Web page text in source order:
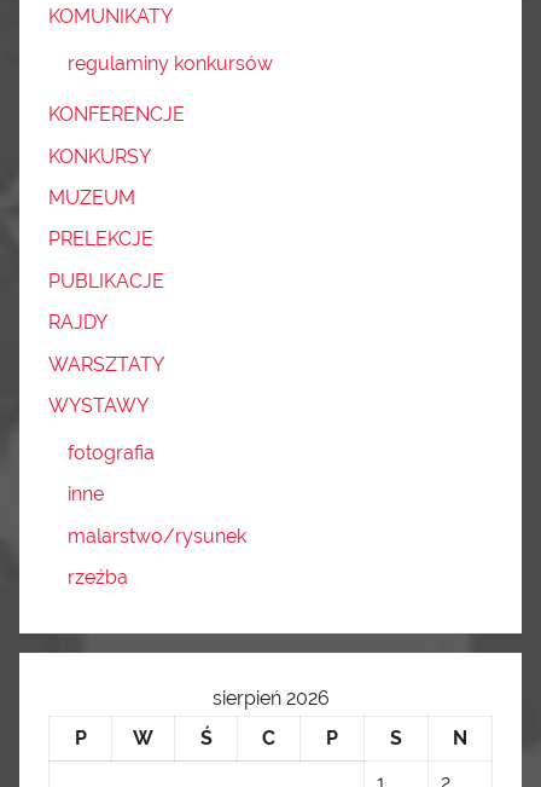
KOMUNIKATY
regulaminy konkursów
KONFERENCJE
KONKURSY
MUZEUM
PRELEKCJE
PUBLIKACJE
RAJDY
WARSZTATY
WYSTAWY
fotografia
inne
malarstwo/rysunek
rzeźba
sierpień 2026
P
W Ś C P S
N